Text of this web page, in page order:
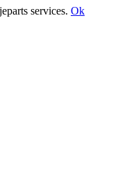
services. Ok